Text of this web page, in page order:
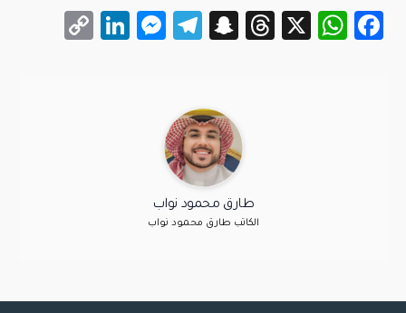
Facebook
WhatsApp
X
Threads
Snapchat
Telegram
Messenger
طارق محمود نواب
الكاتب طارق محمود نواب